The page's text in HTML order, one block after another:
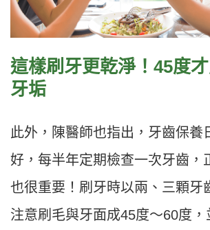
這樣刷牙更乾淨！45度
牙垢
此外，陳醫師也指出，牙齒保養
好，每半年定期檢查一次牙齒，
也很重要！刷牙時以兩、三顆牙
注意刷毛與牙面成45度～60度